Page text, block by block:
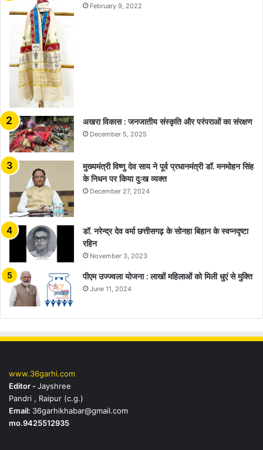
February 9, 2022
अखरा विकास : जनजातीय संस्कृति और परंपराओं का संरक्षण
December 5, 2025
मुख्यमंत्री विष्णु देव साय ने पूर्व प्रधानमंत्री डॉ. मनमोहन सिंह
के निधन पर किया दुःख व्यक्त
December 27, 2024
डॉ. नरेन्द्र देव वर्मा छत्तीसगढ़ के सोनहा बिहान के स्वप्नदृष्टा
रहिन
November 3, 2023
पीएम उज्ज्वला योजना : लाखों महिलाओं को मिली धुएं से मुक्ति
June 11, 2024
www.36garhi.com
Editor -Jayshree
Pandri , Raipur (c.g.)
Email: 36garhikhabar@gmail.com
mo.9425512935